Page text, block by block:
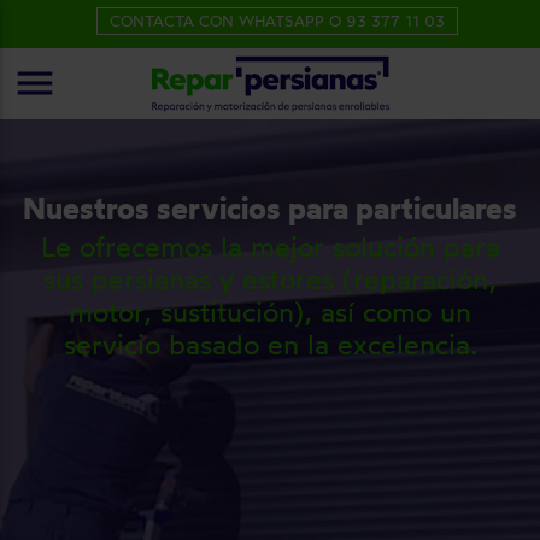
Nuestros servicios para particulares
Le ofrecemos la mejor solución para
sus persianas y estores (reparación,
motor, sustitución), así como un
servicio basado en la excelencia.
CONTACTA CON WHATSAPP O 93 377 11 03
menu